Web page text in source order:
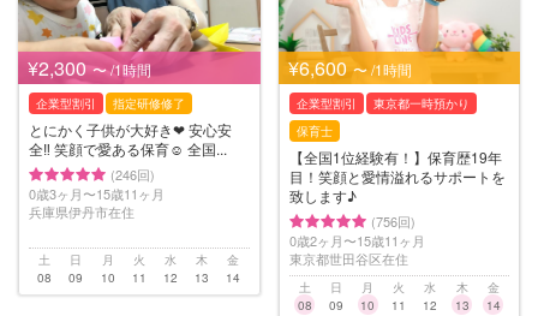
¥2,300 〜 /1時間
企業型割引 指定研修修了
とにかく子供が大好き❤︎ 安心安
全‼︎ 笑顔で愛ある保育☺︎ 全国...
(246回)
0歳3ヶ月〜15歳11ヶ月
兵庫県伊丹市在住
土
08
日
09
月
10
火
11
水
12
木
13
金
14
¥6,600 〜 /1時間
企業型割引
東京都一時預かり
保育士
【全国1位経験有！】保育歴19年
目！笑顔と愛情溢れるサポートを
致します♪
(756回)
0歳2ヶ月〜15歳11ヶ月
東京都世田谷区在住
土
08
日
09
月
10
火
11
水
12
木
13
金
14